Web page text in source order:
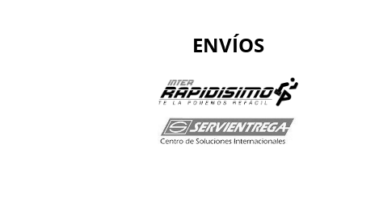
ENVÍOS